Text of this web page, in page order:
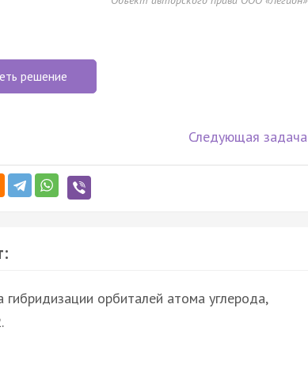
решение
Следующая задача
орбиталей атома углерода,